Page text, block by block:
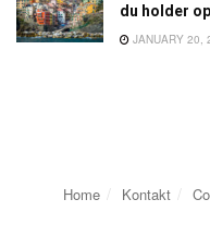
du holder
JANUARY 20,
Home Kontakt